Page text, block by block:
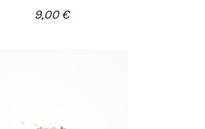
Į KREPŠELĮ / DETALĖS
9,00€